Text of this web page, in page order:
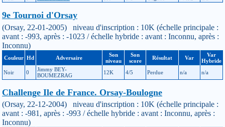
9e Tournoi d'Orsay
(Orsay, 22-01-2005) niveau d'inscription : 10K (échelle principale :
avant : -993, après : -1023 / échelle hybride : avant : Inconnu, après :
Inconnu)
Couleur Hd Adversaire
Son
niveau
Son
score
Résultat Var
Var
Hybride
Noir
0
Jimmy BEY-
BOUMEZRAG
12K 4/5 Perdue n/a n/a
Challenge Ile de France. Orsay-Boulogne
(Orsay, 22-12-2004) niveau d'inscription : 10K (échelle principale :
avant : -981, après : -993 / échelle hybride : avant : Inconnu, après :
Inconnu)